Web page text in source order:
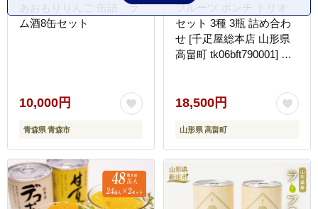
あおもりりんご 缶詰 ラ
ム酒8缶セット
10,000円
青森県 青森市
フルーツ ポンチ トリオ
セット 3種 3瓶 詰め合わ
せ [千疋屋総本店 山形県
高畠町 tk06bft790001] フ
疋屋 白桃 黄桃 桃 もも 洋
梨 梨 なし パイナップル
林檎 りんご 食べ比べ 贅
沢
18,500円
山形県 高畠町